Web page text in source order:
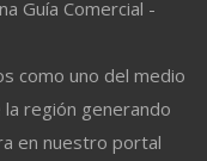
Guía Comercial -
como uno del medio
región generando
en nuestro portal